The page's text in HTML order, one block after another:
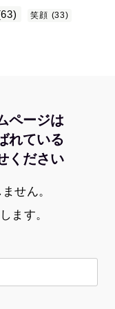
笑顔 (33)
ページは
れている
ください
せん。
ます。